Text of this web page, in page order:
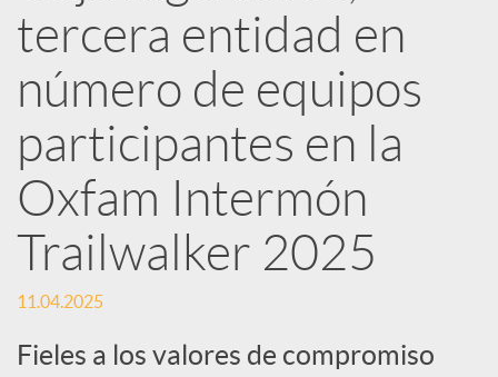
l
i
c
a
d
tercera entidad en
número de equipos
participantes en la
Oxfam Intermón
Trailwalker 2025
11.04.2025
Fieles a los valores de compromiso